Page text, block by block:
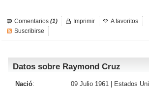
Galerías
Iniciar sesión
Comentarios (1) Imprimir
A favoritos
Suscribirse
Datos sobre Raymond Cruz
Nació: 09 Julio 1961 |
Estados